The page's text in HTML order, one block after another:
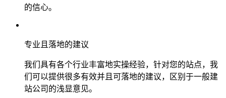
的信心。
专业且落地的建议
我们具有各个行业丰富地实操经验，针对您的站点，我
们可以提供很多有效并且可落地的建议，区别于一般建
站公司的浅显意见。